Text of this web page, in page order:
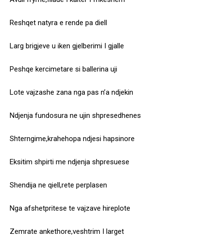
Reshqet natyra e rende pa diell
Larg brigjeve u iken gjelberimi I gjalle
Peshqe kercimetare si ballerina uji
Lote vajzashe zana nga pas n’a ndjekin
Ndjenja fundosura ne ujin shpresedhenes
Shterngime,krahehopa ndjesi hapsinore
Eksitim shpirti me ndjenja shpresuese
Shendija ne qiell,rete perplasen
Nga afshetpritese te vajzave hireplote
Zemrate ankethore,veshtrim I larget